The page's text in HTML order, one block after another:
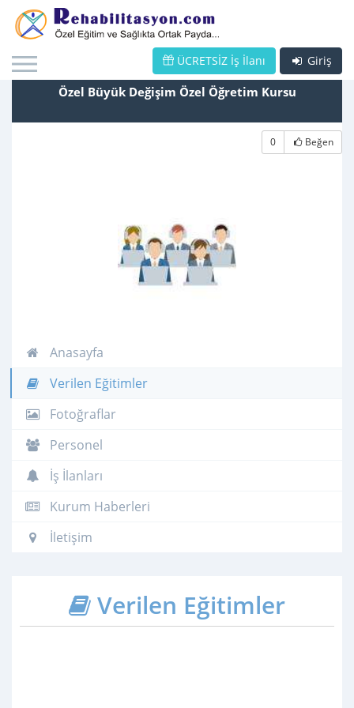
Giriş
ÜCRETSİZ İş İlanı
Özel Büyük Değişim Özel Öğretim Kursu
0 Beğen
Anasayfa
Verilen Eğitimler
Fotoğraflar
Personel
İş İlanları
Kurum Haberleri
İletişim
Verilen Eğitimler